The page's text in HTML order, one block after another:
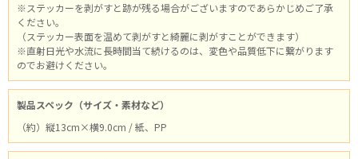
※ステッカーを剥がすと跡が残る場合がございますのであらかじめご了承
ください。
（ステッカー表面を温めて剥がすと綺麗に剥がすことができます）
※直射日光や水流に長時間当て続けるのは、変色や品質低下に繋がります
のでお避けください。
製品スペック（サイズ・素材など）
（約）縦13cm×横9.0cm / 紙、PP